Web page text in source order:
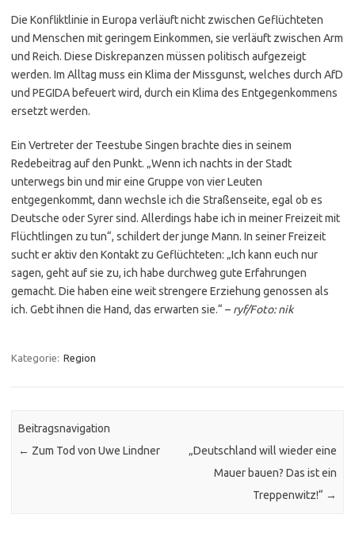
Die Konfliktlinie in Europa verläuft nicht zwischen Geflüchteten
und Menschen mit geringem Einkommen, sie verläuft zwischen Arm
und Reich. Diese Diskrepanzen müssen politisch aufgezeigt
werden. Im Alltag muss ein Klima der Missgunst, welches durch AfD
und PEGIDA befeuert wird, durch ein Klima des Entgegenkommens
ersetzt werden.
Ein Vertreter der Teestube Singen brachte dies in seinem
Redebeitrag auf den Punkt. „Wenn ich nachts in der Stadt
unterwegs bin und mir eine Gruppe von vier Leuten
entgegenkommt, dann wechsle ich die Straßenseite, egal ob es
Deutsche oder Syrer sind. Allerdings habe ich in meiner Freizeit mit
Flüchtlingen zu tun“, schildert der junge Mann. In seiner Freizeit
sucht er aktiv den Kontakt zu Geflüchteten: „Ich kann euch nur
sagen, geht auf sie zu, ich habe durchweg gute Erfahrungen
gemacht. Die haben eine weit strengere Erziehung genossen als
ich. Gebt ihnen die Hand, das erwarten sie.“ – ryf/Foto: nik
Kategorie: Region
Beitragsnavigation
← Zum Tod von Uwe Lindner
„Deutschland will wieder eine
Mauer bauen? Das ist ein
Treppenwitz!“ →